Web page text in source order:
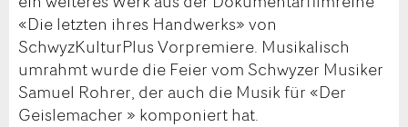
«Die letzten ihres Handwerks» von
SchwyzKulturPlus Vorpremiere. Musikalisch
umrahmt wurde die Feier vom Schwyzer Musiker
Samuel Rohrer, der auch die Musik für «Der
Geislemacher » komponiert hat.